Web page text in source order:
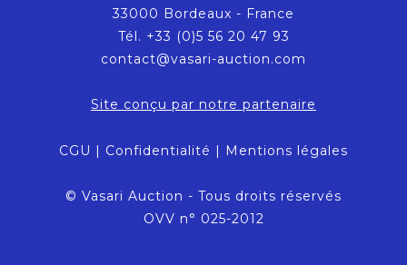
33000 Bordeaux - France
Tél. +33 (0)5 56 20 47 93
contact@vasari-auction.com
Site conçu par notre partenaire
CGU | Confidentialité | Mentions légales
© Vasari Auction - Tous droits réservés
OVV n° 025-2012